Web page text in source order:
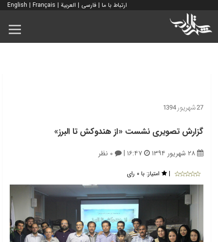
ارتباط با ما | فارسی | العربية |
English | Français
27 شهریور 1394
گزارش تصویری نشست «از هندوکش تا البرز»
۲۸ شهریور ۱۳۹۴ ۱۶:۴۷ | ۰ نظر
| امتیاز: با ۰ رای